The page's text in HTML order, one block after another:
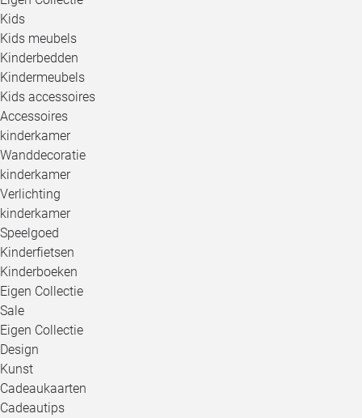
Kids
Kids meubels
Kinderbedden
Kindermeubels
Kids accessoires
Accessoires
kinderkamer
Wanddecoratie
kinderkamer
Verlichting
kinderkamer
Speelgoed
Kinderfietsen
Kinderboeken
Eigen Collectie
Sale
Eigen Collectie
Design
Kunst
Cadeaukaarten
Cadeautips